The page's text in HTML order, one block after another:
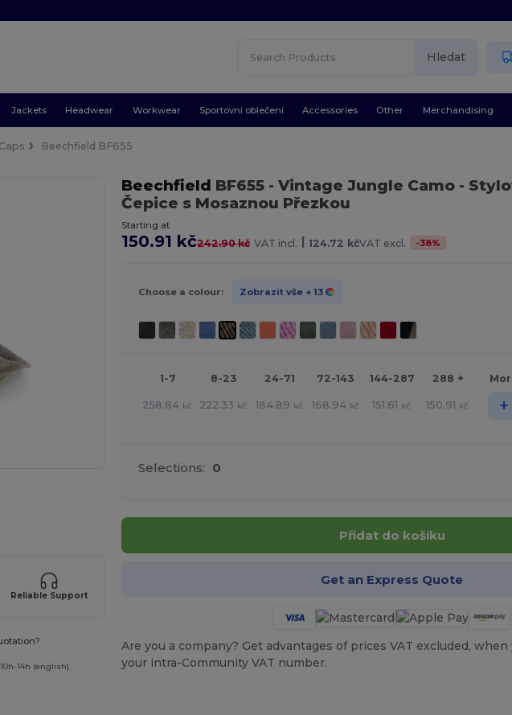
Hledat
Jackets Headwear Workwear Sportovní oblečení Accessories Other Merchandising
Caps Beechfield BF655
Reliable Support
14h (english)
Beechfield BF655 - Vintage Jungle Camo-
Čepice s Mosaznou Přezkou
Starting at
150.91 kč242.90 kč VAT incl. | 124.72 kčVAT excl. -38%
Choose a colour: Zobrazit vše + 13
1-7 8-23 24-71 72-143 144-287 288 +
258.84 kč 222.33 kč 184.89 kč 168.94 kč 151.61 kč 150.91 kč +
Selections: 0
Přidat do košíku
Get an Express Quote
Are you a company? Get advantages of prices VAT excluded,
your intra-Community VAT number.